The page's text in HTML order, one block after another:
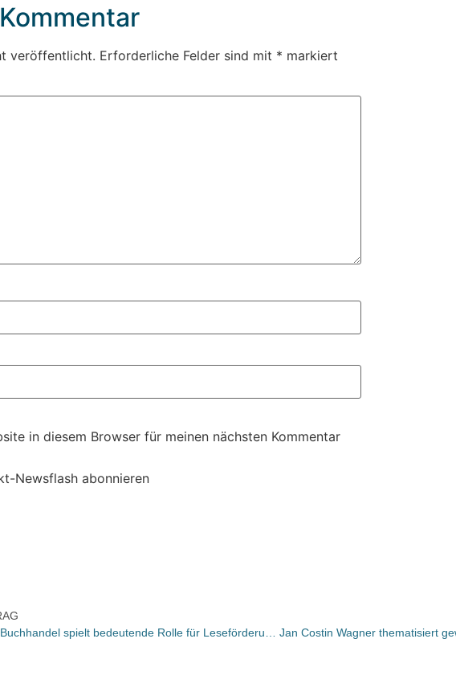
veröffentlicht. Erforderliche Felder sind mit * markiert
in diesem Browser für meinen nächsten Kommentar
Newsflash abonnieren